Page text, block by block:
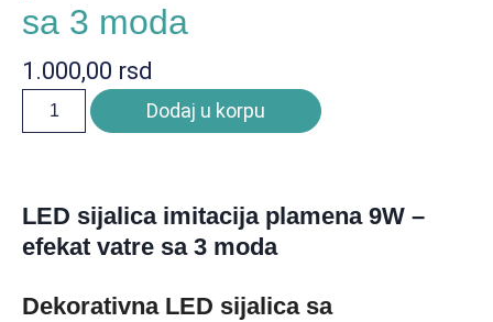
LED sijalica imitacija plamena 9W –
efekat vatre sa 3 moda
Dekorativna LED sijalica sa
sa 3 moda
1.000,00 rsd
Dodaj u korpu